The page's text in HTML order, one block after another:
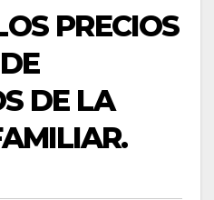
PRECIOS
DE LA